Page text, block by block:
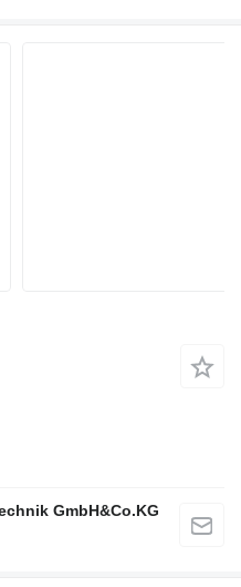
GmbH&Co.KG